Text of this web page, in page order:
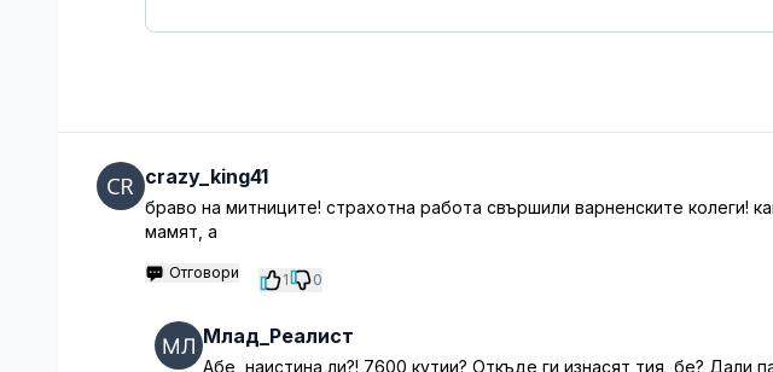
crazy_king41
браво на митниците! страхотна работа свършили варненските колеги!
мамят, а
Отговори 1 0
Млад_Реалист
Абе, наистина ли?! 7600 кутии? Откъде ги изнасят тия, бе? Дали